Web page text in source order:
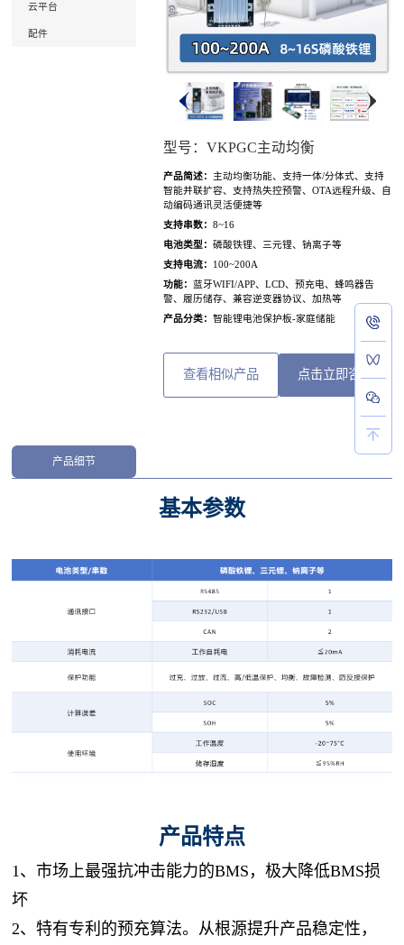
云平台
配件
型号：VKPGC主动均衡
产品简述：
主动均衡功能、支持一体/分体式、支持
智能并联扩容、支持热失控预警、OTA远程升级、自
动编码通讯灵活便捷等
支持串数： 8~16
电池类型： 磷酸铁锂、三元锂、钠离子等
支持电流：
100~200A
功能： 蓝牙WIFI/APP、LCD、预充电、蜂鸣器告
警、履历储存、兼容逆变器协议、加热等
产品分类： 智能锂电池保护板-家庭储能
查看相似产品 点击立即咨询
产品细节
基本参数
产品特点
1、市场上最强抗冲击能力的BMS，极大降低BMS损
坏
2、特有专利的预充算法。从根源提升产品稳定性，